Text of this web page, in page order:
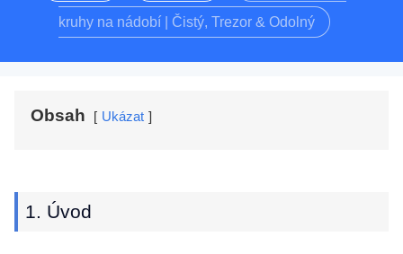
kruhy na nádobí | Čistý, Trezor & Odolný
Obsah Ukázat
1. Úvod